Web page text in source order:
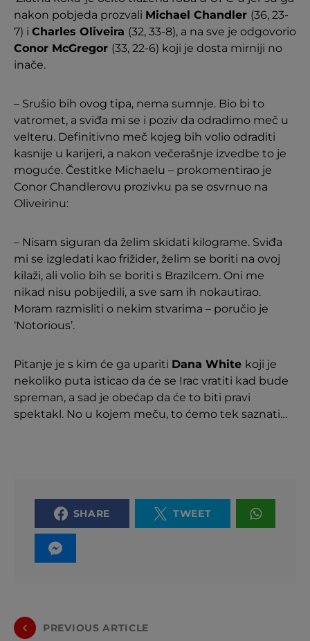
nakon pobjeda prozvali Michael Chandler (36, 23-
7) i Charles Oliveira (32, 33-8), a na sve je odgovorio
Conor McGregor (33, 22-6) koji je dosta mirniji no
inače.
– Srušio bih ovog tipa, nema sumnje. Bio bi to
vatromet, a sviđa mi se i poziv da odradimo meč u
velteru. Definitivno meč kojeg bih volio odraditi
kasnije u karijeri, a nakon večerašnje izvedbe to je
moguće. Čestitke Michaelu – prokomentirao je
Conor Chandlerovu prozivku pa se osvrnuo na
Oliveirinu:
– Nisam siguran da želim skidati kilograme. Sviđa
mi se izgledati kao frižider, želim se boriti na ovoj
kilaži, ali volio bih se boriti s Brazilcem. Oni me
nikad nisu pobijedili, a sve sam ih nokautirao.
Moram razmisliti o nekim stvarima – poručio je
‘Notorious’.
Pitanje je s kim će ga upariti Dana White koji je
nekoliko puta isticao da će se Irac vratiti kad bude
spreman, a sad je obećap da će to biti pravi
spektakl. No u kojem meču, to ćemo tek saznati…
SHARE TWEET
PREVIOUS ARTICLE